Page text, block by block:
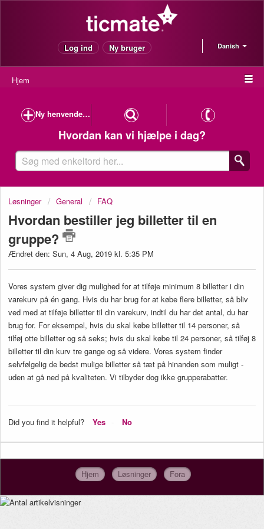
Danish
Log ind Ny bruger
Hjem
Ny henvendelse
Hvordan kan vi hjælpe i dag?
Løsninger General FAQ
Hvordan bestiller jeg billetter til en
gruppe?
Ændret den: Sun, 4 Aug, 2019 kl. 5:35 PM
Vores system giver dig mulighed for at tilføje minimum 8 billetter i din
varekurv på én gang. Hvis du har brug for at købe flere billetter, så bliv
ved med at tilføje billetter til din varekurv, indtil du har det antal, du har
brug for. For eksempel, hvis du skal købe billetter til 14 personer, så
tilføj otte billetter og så seks; hvis du skal købe til 24 personer, så tilføj 8
billetter til din kurv tre gange og så videre. Vores system finder
selvfølgelig de bedst mulige billetter så tæt på hinanden som muligt -
uden at gå ned på kvaliteten. Vi tilbyder dog ikke grupperabatter.
Did you find it helpful? Yes No
Hjem Løsninger Fora